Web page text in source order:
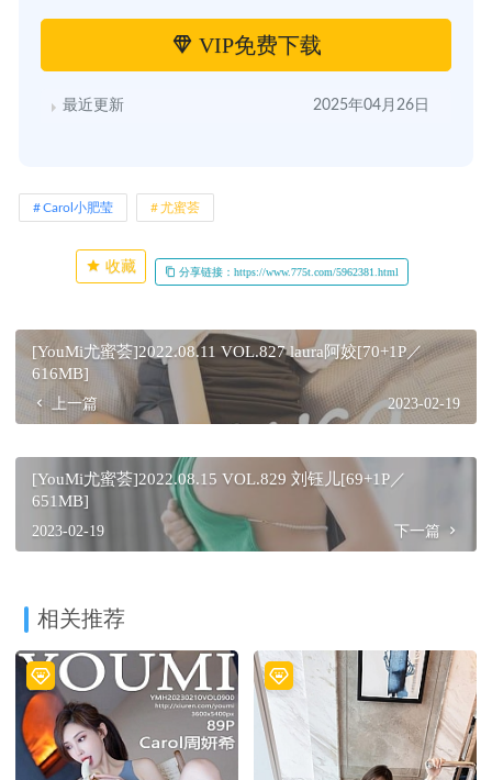
VIP免费下载
最近更新 2025年04月26日
Carol小肥莹 尤蜜荟
收藏 分享链接：https://www.775t.com/5962381.html
[YouMi尤蜜荟]2022.08.11 VOL.827 laura阿姣[70+1P／
616MB]
上一篇 2023-02-19
[YouMi尤蜜荟]2022.08.15 VOL.829 刘钰儿[69+1P／
651MB]
2023-02-19 下一篇
相关推荐